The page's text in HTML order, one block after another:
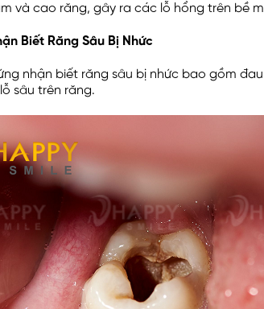
và cao răng, gây ra các lỗ hổng trên bề
Biết Răng Sâu Bị Nhức
nhận biết răng sâu bị nhức bao gồm
sâu trên răng.